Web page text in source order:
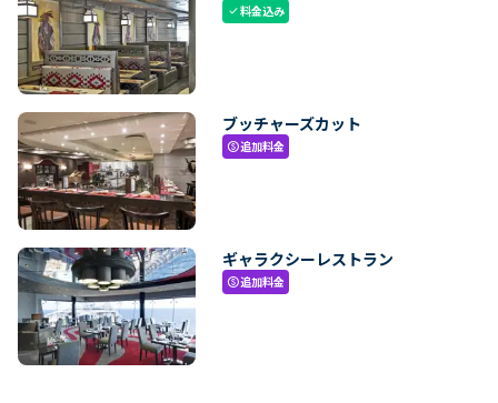
check料金込み
ブッチャーズカット
paid追加料金
ギャラクシーレストラン
paid追加料金